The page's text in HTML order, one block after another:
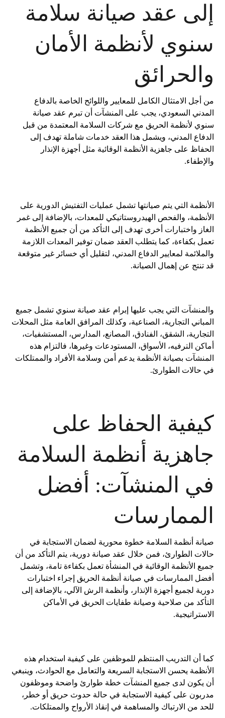
إلى عقد صيانة سلامة
سنوي لأنظمة الأمان
والحرائق
من أجل الامتثال الكامل للمعايير واللوائح الخاصة بالدفاع
المدني السعودي، يجب على المنشآت أن تبرم عقد صيانة
سنوي لأنظمة الحريق مع شركات السلامة المعتمدة من قبل
الدفاع المدني، ويشمل هذا العقد خدمات شاملة تهدف إلى
الحفاظ على جاهزية الأنظمة الوقائية مثل أجهزة الإنذار
والإطفاء.
الأنظمة التي يتم صيانتها تشمل عمليات التفتيش الدورية على
الأنظمة، والفحص الهيدروستاتيكي للمعدات، بالإضافة إلى غمر
الغاز واختبارات أخرى تهدف إلى التأكد من أن جميع الأنظمة
تعمل بكفاءة، كما يتطلب العقد ضمان توفير المعدات اللازمة
والملائمة لمعايير الدفاع المدني، لتقليل أي خسائر غير متوقعة
قد تنتج عن إهمال الصيانة.
والمنشآت التي يجب عليها إبرام عقد صيانة سنوي تشمل جميع
المباني التجارية، الصناعية، وكذلك المرافق العامة مثل المحلات
التجارية، الشقق، الفنادق، المصانع، المدارس، المستشفيات،
أماكن الترفيه، الأسواق، المستودعات وغيرها، فالتزام هذه
المنشآت بصيانة الأنظمة يدعم أمن وسلامة الأفراد والممتلكات
في حالات الطوارئ.
كيفية الحفاظ على
جاهزية أنظمة السلامة
في المنشآت: أفضل
الممارسات
صيانة أنظمة السلامة خطوة محورية لضمان الاستجابة في
حالات الطوارئ، فمن خلال عقد صيانة دورية، يتم التأكد من أن
جميع الأنظمة الوقائية في المنشأة تعمل بكفاءة تامة، وتشمل
أفضل الممارسات في صيانة أنظمة الحريق إجراء اختبارات
دورية لجميع أجهزة الإنذار، وأنظمة الرش الآلي، بالإضافة إلى
التأكد من صلاحية وصيانة طفايات الحريق في الأماكن
الاستراتيجية.
كما أن التدريب المنتظم للموظفين على كيفية استخدام هذه
الأنظمة يحسن الاستجابة السريعة والتعامل مع الحوادث، وينبغي
أن يكون لدى جميع المنشآت خطة طوارئ واضحة وموظفون
مدربون على كيفية الاستجابة في حالة حدوث حريق أو خطر،
للحد من الارتباك والمساهمة في إنقاذ الأرواح والممتلكات.